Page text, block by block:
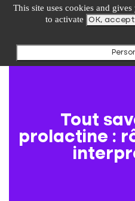
Tout
prolactine :
undefined
This site uses cookies and
to activate
OK, accept